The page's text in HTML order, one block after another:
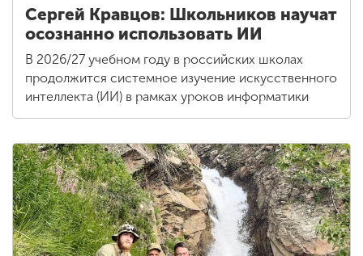
Сергей Кравцов: Школьников научат
осознанно использовать ИИ
В 2026/27 учебном году в российских школах
продолжится системное изучение искусственного
интеллекта (ИИ) в рамках уроков информатики